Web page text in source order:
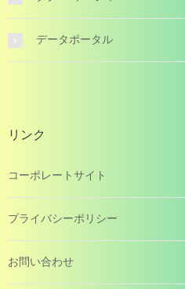
データポータル
リンク
コーポレートサイト
プライバシーポリシー
お問い合わせ